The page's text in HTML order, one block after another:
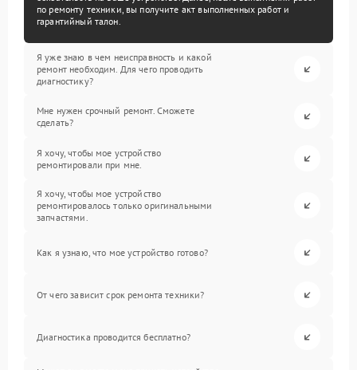
по ремонту техники, вы получите акт выполненных работ и
гарантийный талон.
Я уже знаю в чем неисправность и какой
ремонт необходим. Для чего проводить
диагностику?
Мне нужен срочный ремонт. Сможете
сделать?
Я хочу, чтобы мое устройство
ремонтировали при мне.
Я хочу, чтобы мое устройство
ремонтировалось только оригинальными
запчастями.
Как я узнаю, что мое устройство готово?
От чего зависит срок ремонта техники?
Диагностика проводится бесплатно?